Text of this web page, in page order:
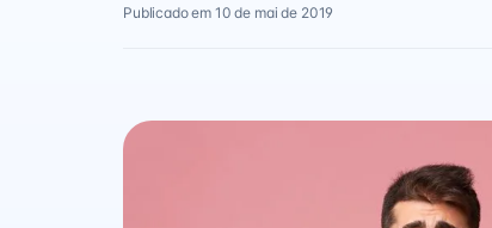
Publicado em 10 de mai de 2019